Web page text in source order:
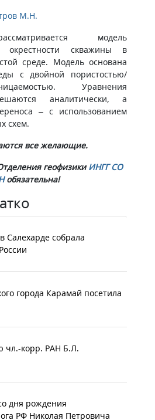
М.Н.
модель
окрестности скважины в
среде. Модель основана
с двойной пористостью/
Уравнения
аналитически, а
– с использованием
схем.
все желающие.
геофизикиИНГГ СО
обязательна!
Салехарде собрала
города Карамай посетила
чл.-корр. РАН Б.Л.
дня рождения
РФ Николая Петровича